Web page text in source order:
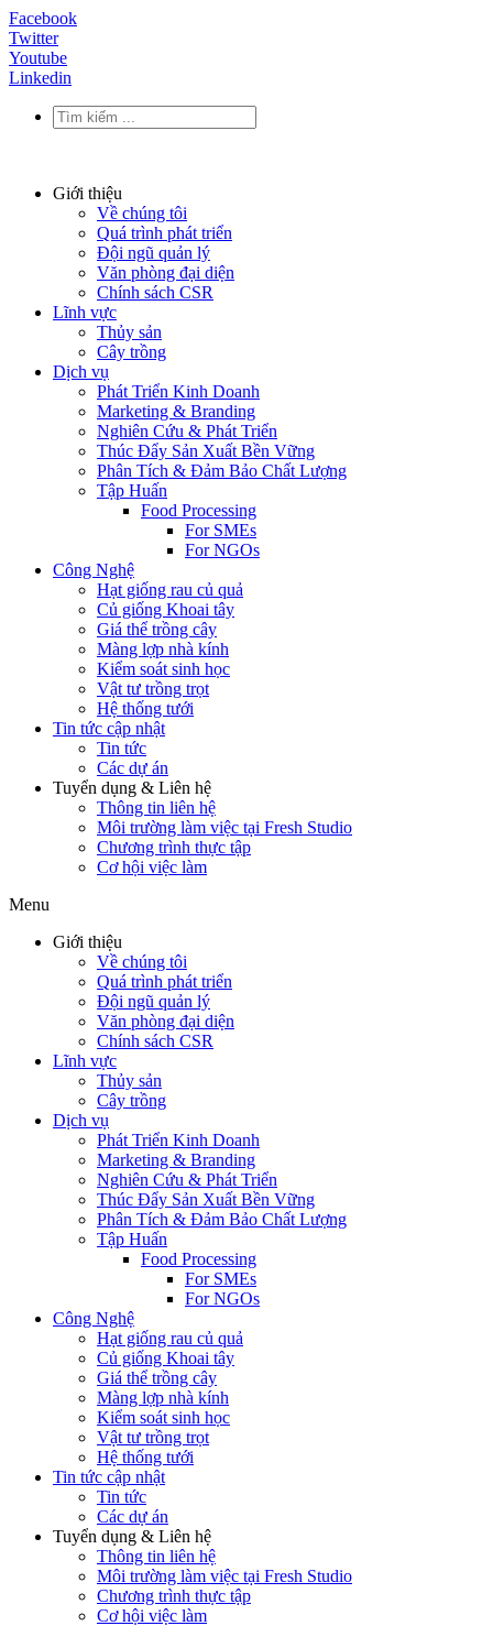
Facebook
Twitter
Youtube
Linkedin
Giới thiệu
Về chúng tôi
Quá trình phát triển
Đội ngũ quản lý
Văn phòng đại diện
Chính sách CSR
Lĩnh vực
Thủy sản
Cây trồng
Dịch vụ
Phát Triển Kinh Doanh
Marketing & Branding
Nghiên Cứu & Phát Triển
Thúc Đẩy Sản Xuất Bền Vững
Phân Tích & Đảm Bảo Chất Lượng
Tập Huấn
Food Processing
For SMEs
For NGOs
Công Nghệ
Hạt giống rau củ quả
Củ giống Khoai tây
Giá thể trồng cây
Màng lợp nhà kính
Kiểm soát sinh học
Vật tư trồng trọt
Hệ thống tưới
Tin tức cập nhật
Tin tức
Các dự án
Tuyển dụng & Liên hệ
Thông tin liên hệ
Môi trường làm việc tại Fresh Studio
Chương trình thực tập
Cơ hội việc làm
Menu
Giới thiệu
Về chúng tôi
Quá trình phát triển
Đội ngũ quản lý
Văn phòng đại diện
Chính sách CSR
Lĩnh vực
Thủy sản
Cây trồng
Dịch vụ
Phát Triển Kinh Doanh
Marketing & Branding
Nghiên Cứu & Phát Triển
Thúc Đẩy Sản Xuất Bền Vững
Phân Tích & Đảm Bảo Chất Lượng
Tập Huấn
Food Processing
For SMEs
For NGOs
Công Nghệ
Hạt giống rau củ quả
Củ giống Khoai tây
Giá thể trồng cây
Màng lợp nhà kính
Kiểm soát sinh học
Vật tư trồng trọt
Hệ thống tưới
Tin tức cập nhật
Tin tức
Các dự án
Tuyển dụng & Liên hệ
Thông tin liên hệ
Môi trường làm việc tại Fresh Studio
Chương trình thực tập
Cơ hội việc làm